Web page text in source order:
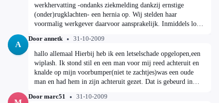
werkhervatting -ondanks ziekmelding dankzij ernstige
(onder)rugklachten- een hernia op. Wij stelden haar
voormalig werkgever daarvoor aansprakelijk. Inmiddels loopt
de tegenpartij (Delta Lloyd) nu eindelijk op een kier, al
moeten we nog afwachten of hier een redelijke vergoeding
uit voortvloeit. Gelet op de advocaatkosten alsmede medische
e/a/ onderzoeken en rapportages moeten de kosten daarvan
ergens tussen de vijftig mille en een ton liggen. Delta Lloyd
causaliteit nu eenmaal moeilijk was aan te tonen, ook al liet
A
Door annetk 31-10-2009
hallo allemaal Hierbij heb ik een letselschade opgelopen,een
wiplash. Ik stond stil en een man voor mij reed achteruit en
knalde op mijn voorbumper(niet te zachtjes)was een oude
man en had hem in zijn achteruit gezet. Dat is gebeurd in
Pas toen er een nieuw persoon kwam werken kreeg ik een
Door marc51 31-10-2009